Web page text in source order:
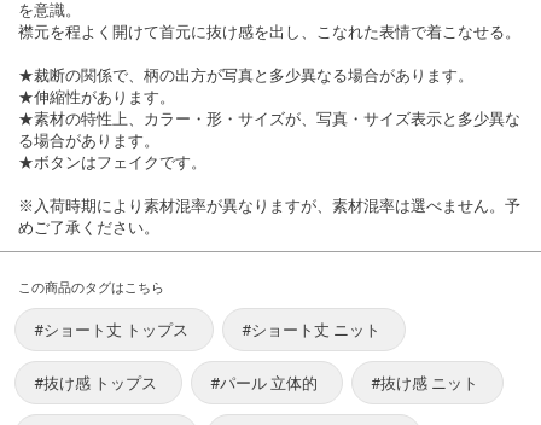
を意識。
襟元を程よく開けて首元に抜け感を出し、こなれた表情で着こなせる。
★裁断の関係で、柄の出方が写真と多少異なる場合があります。
★伸縮性があります。
★素材の特性上、カラー・形・サイズが、写真・サイズ表示と多少異な
る場合があります。
★ボタンはフェイクです。
※入荷時期により素材混率が異なりますが、素材混率は選べません。予
めご了承ください。
この商品のタグはこちら
#ショート丈 トップス #ショート丈 ニット
#抜け感 トップス #パール 立体的 #抜け感 ニット